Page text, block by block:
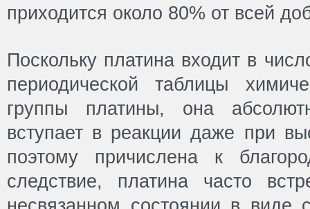
приходится около 80% от всей
Поскольку платина входит в
периодической таблицы
группы платины, она
вступает в реакции даже при
поэтому причислена к
следствие, платина часто